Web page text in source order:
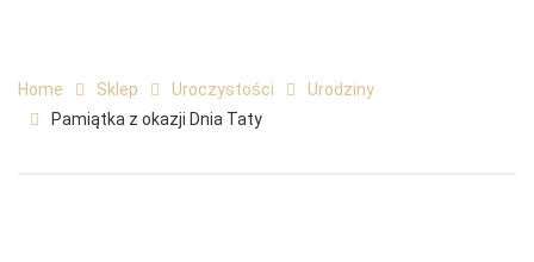
Home Sklep Uroczystości
Urodziny
Pamiątka z okazji Dnia Taty